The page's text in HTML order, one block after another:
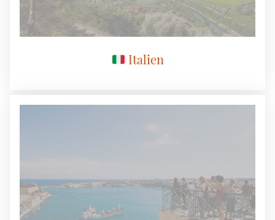
Italien